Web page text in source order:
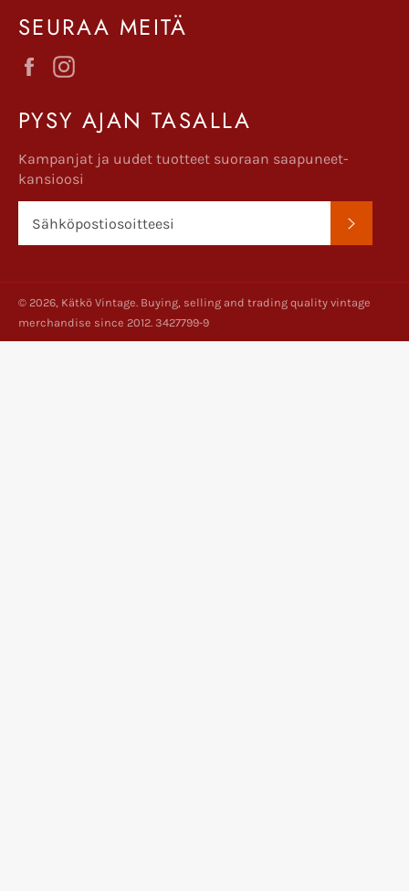
SEURAA MEITÄ
Facebook
PYSY AJAN TASALLA
Kampanjat ja uudet tuotteet suoraan saapuneet-
kansioosi
© 2026, Kätkö Vintage. Buying, selling and trading quality vintage
merchandise since 2012. 3427799-9